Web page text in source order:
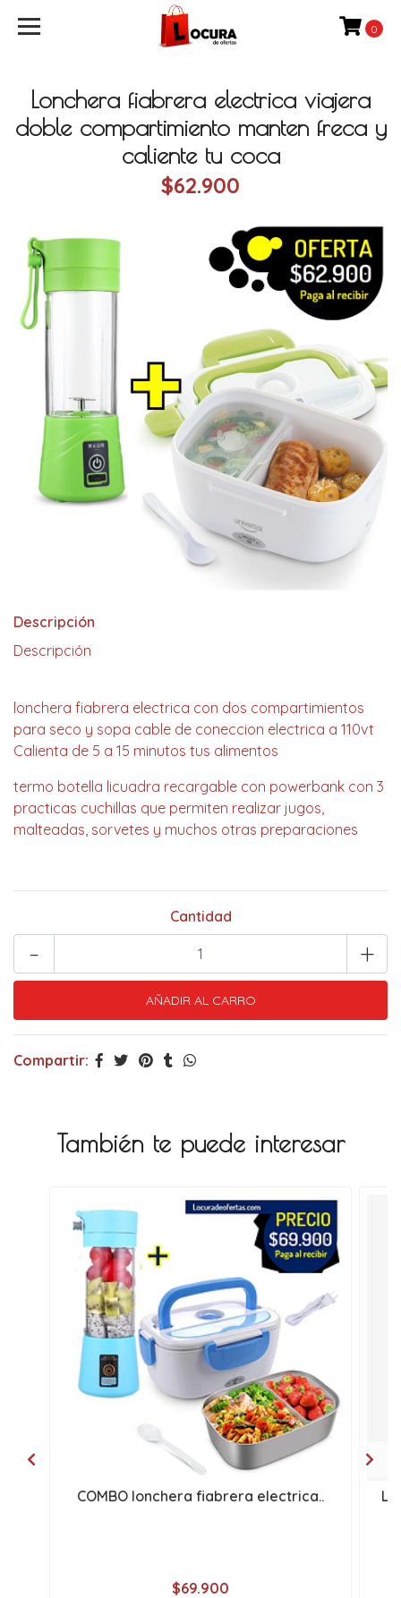
0
Lonchera fiabrera electrica viajera
doble compartimiento manten freca y
caliente tu coca
$62.900
Descripción
Descripción
lonchera fiabrera electrica con dos compartimientos
para seco y sopa cable de coneccion electrica a 110vt
Calienta de 5 a 15 minutos tus alimentos
termo botella licuadra recargable con powerbank con 3
practicas cuchillas que permiten realizar jugos,
malteadas, sorvetes y muchos otras preparaciones
Cantidad
+
-
Compartir:
También te puede interesar
COMBO lonchera fiabrera electrica..
$69.900